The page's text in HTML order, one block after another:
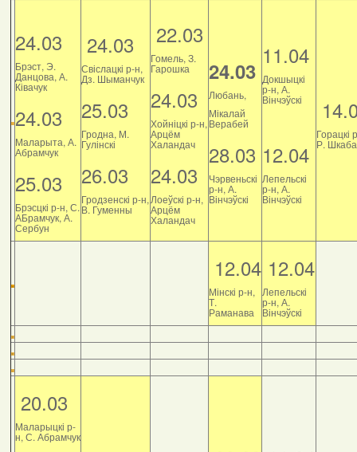
24.03
Брэст, Э.
Данцова, А.
Ківачук
24.03
Маларыта, А.
Абрамчук
25.03
Брэсцкі р-н, С.
АБрамчук, А.
Сербун
24.03
Свіслацкі р-н,
Дз. Шыманчук
25.03
Гродна, М.
Гулінскі
26.03
Гродзенскі р-н,
В. Гуменны
22.03
Гомель, З.
Гарошка
24.03
Хойніцкі р-н,
Арцём
Халандач
24.03
Лоеўскі р-н,
Арцём
Халандач
24.03
Любань,
Мікалай
Верабей
28.03
Чэрвеньскі
р-н, А.
Вінчэўскі
11.04
Докшыцкі
р-н, А.
Вінчэўскі
12.04
Лепельскі
р-н, А.
Вінчэўскі
Горацкі
Р.
12.04
Мінскі р-н,
Т.
Раманава
12.04
Лепельскі
р-н, А.
Вінчэўскі
20.03
Маларыцкі р-
н, С. Абрамчук